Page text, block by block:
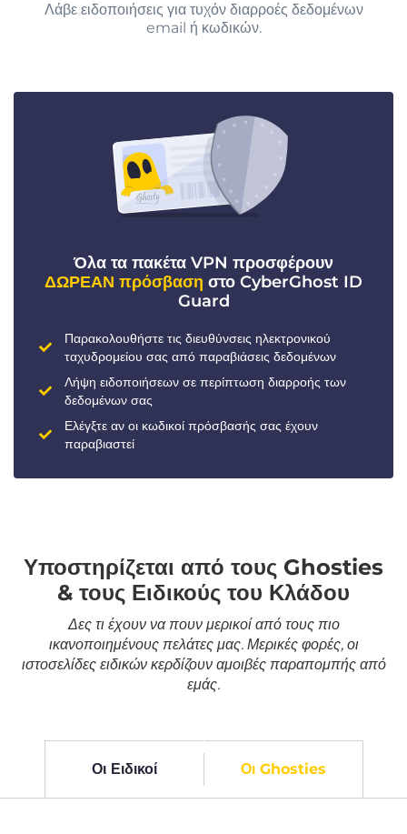
Λάβε ειδοποιήσεις για τυχόν διαρροές δεδομένων
email ή κωδικών.
Όλα τα πακέτα VPN προσφέρουν
ΔΩΡΕΑΝ πρόσβαση στο CyberGhost ID
Guard
Παρακολουθήστε τις διευθύνσεις ηλεκτρονικού
ταχυδρομείου σας από παραβιάσεις δεδομένων
Λήψη ειδοποιήσεων σε περίπτωση διαρροής των
δεδομένων σας
Ελέγξτε αν οι κωδικοί πρόσβασής σας έχουν
παραβιαστεί
Υποστηρίζεται από τους Ghosties
& τους Ειδικούς του Κλάδου
Δες τι έχουν να πουν μερικοί από τους πιο
ικανοποιημένους πελάτες μας. Μερικές φορές, οι
ιστοσελίδες ειδικών κερδίζουν αμοιβές παραπομπής από
εμάς.
Οι Ειδικοί Οι Ghosties